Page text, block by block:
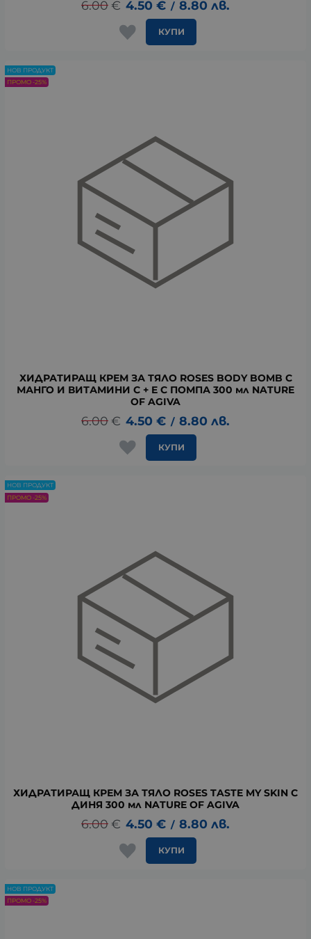
6.00€ 4.50 € / 8.80 лв.
КУПИ
ХИДРАТИРАЩ КРЕМ ЗА ТЯЛО ROSES BODY BOMB С
МАНГО И ВИТАМИНИ C + E С ПОМПА 300 мл NATURE
OF AGIVA
6.00€ 4.50 € / 8.80 лв.
КУПИ
НОВ ПРОДУКТ
ПРОМО -25%
ХИДРАТИРАЩ КРЕМ ЗА ТЯЛО ROSES TASTE MY SKIN С
ДИНЯ 300 мл NATURE OF AGIVA
6.00€ 4.50 € / 8.80 лв.
КУПИ
НОВ ПРОДУКТ
ПРОМО -25%
НОВ ПРОДУКТ
ПРОМО -25%